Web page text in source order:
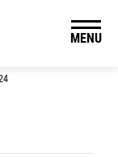
MENU